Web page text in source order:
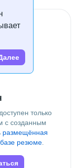
только
с созданным
размещённая
базе резюме.